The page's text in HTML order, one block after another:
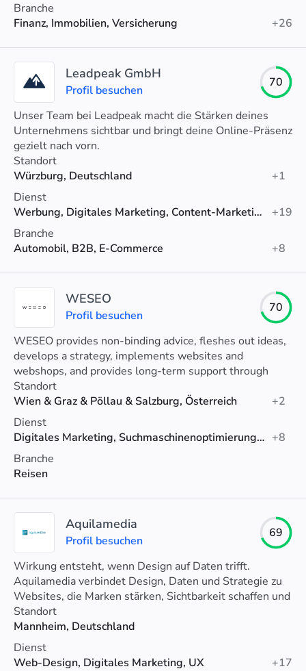
Branche
Finanz, Immobilien, Versicherung
+26
Leadpeak GmbH
Profil besuchen
70
Unser Team bei Leadpeak macht die Stärken deines
Unternehmens sichtbar und bringt deine Online-Präsenz
gezielt nach vorn.
Standort
Würzburg, Deutschland
+1
Dienst
Werbung, Digitales Marketing, Content-Marketing
+19
Branche
Automobil, B2B, E-Commerce
+8
WESEO
Profil besuchen
70
WESEO provides non-binding advice, fleshes out ideas,
develops a strategy, implements websites and
webshops, and provides long-term support through
appropriate online marketing.
Standort
Wien & Graz & Pöllau & Salzburg, Österreich
+2
Dienst
Digitales Marketing, Suchmaschinenoptimierung (SEO), Web-Design +8
Branche
Reisen
Aquilamedia
Profil besuchen
69
Wirkung entsteht, wenn Design auf Daten trifft.
Aquilamedia verbindet Design, Daten und Strategie zu
Websites, die Marken stärken, Sichtbarkeit schaffen und
nachweislich mehr Kunden bringen.
Standort
Mannheim, Deutschland
Dienst
Web-Design, Digitales Marketing, UX
+17